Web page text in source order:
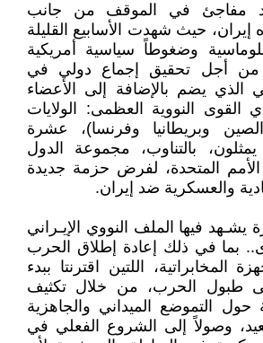
مفاجئ في الموقف من جانب
إيران، حيث شهدت الأسابيع القليلة
وضغوطاً سياسية أمريكية
من أجل تحقيق إجماع دولي في
الذي يضم بالإضافة إلى الأعضاء
القوى النووية العظمى: الولايات
وبريطانيا وفرنسا)، عشرة
بالتناوب، مجموعة الدول
الأمم المتحدة، لفرض حزمة جديدة
والعسكرية ضد إيران.
فيها الملف النووي الإيـراني
بما في ذلك إعادة إطلاق الحرب
المخابراتية، اللتين اقترنتا ببدء
طبول الحرب، من خلال تكثيف
حول التموضع الميداني والجاهزية
وصولاً إلى الشروع الفعلي في